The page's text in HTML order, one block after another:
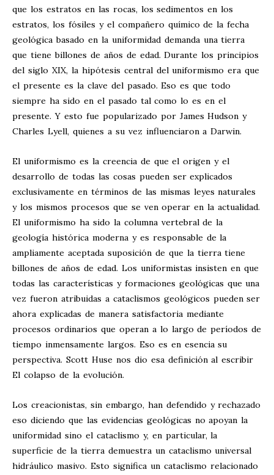
que los estratos en las rocas, los sedimentos en los
estratos, los fósiles y el compañero químico de la fecha
geológica basado en la uniformidad demanda una tierra
que tiene billones de años de edad. Durante los principios
del siglo XIX, la hipótesis central del uniformismo era que
el presente es la clave del pasado. Eso es que todo
siempre ha sido en el pasado tal como lo es en el
presente. Y esto fue popularizado por James Hudson y
Charles Lyell, quienes a su vez influenciaron a Darwin.
El uniformismo es la creencia de que el origen y el
desarrollo de todas las cosas pueden ser explicados
exclusivamente en términos de las mismas leyes naturales
y los mismos procesos que se ven operar en la actualidad.
El uniformismo ha sido la columna vertebral de la
geología histórica moderna y es responsable de la
ampliamente aceptada suposición de que la tierra tiene
billones de años de edad. Los uniformistas insisten en que
todas las características y formaciones geológicas que una
vez fueron atribuidas a cataclismos geológicos pueden ser
ahora explicadas de manera satisfactoria mediante
procesos ordinarios que operan a lo largo de períodos de
tiempo inmensamente largos. Eso es en esencia su
perspectiva. Scott Huse nos dio esa definición al escribir
El colapso de la evolución.
Los creacionistas, sin embargo, han defendido y rechazado
eso diciendo que las evidencias geológicas no apoyan la
uniformidad sino el cataclismo y, en particular, la
superficie de la tierra demuestra un cataclismo universal
hidráulico masivo. Esto significa un cataclismo relacionado